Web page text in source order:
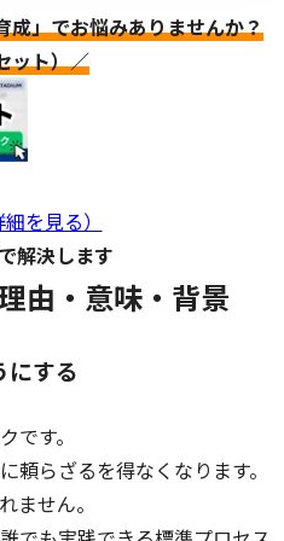
成」でお悩みありませんか？
ット）／
を見る）
解決します
由・意味・背景
にする
です。
らざるを得なくなります。
ません。